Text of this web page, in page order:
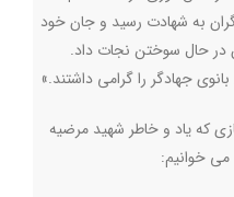
به شهادت رسید و جان خود
در حال سوختن نجات داد.
جهادگر را گرامی داشتند.»
که یاد و خاطر شهید مرضیه
می خوانیم: